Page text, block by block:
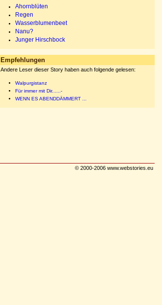
Ahornblüten
Regen
Wasserblumenbeet
Nanu?
Junger Hirschbock
Empfehlungen
Andere Leser dieser Story haben auch folgende gelesen:
Walpurgistanz
Für immer mit Dir......-
WENN ES ABENDDÄMMERT ...
© 2000-2006 www.webstories.eu